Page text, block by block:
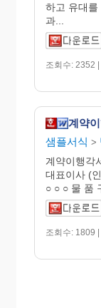
하고 유대를
과...
조회수: 2352
계약
샘플서식 >
계약이행각
대표이사 (
○ ○ ○ 물 품
조회수: 1809